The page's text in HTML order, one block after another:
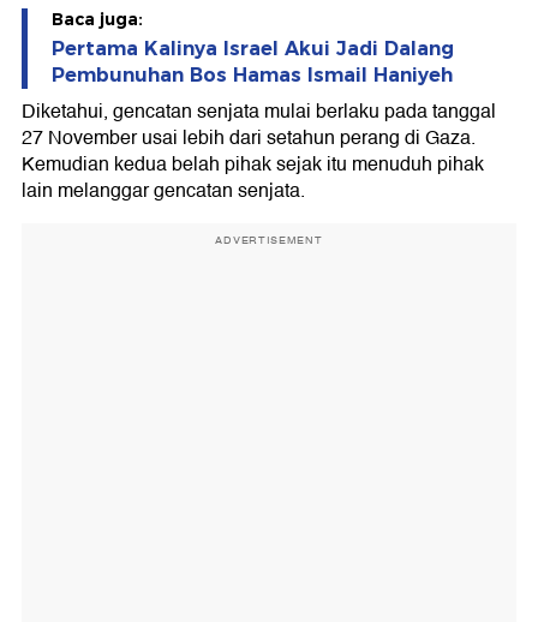
Baca juga:
Pertama Kalinya Israel Akui Jadi Dalang
Pembunuhan Bos Hamas Ismail Haniyeh
Diketahui, gencatan senjata mulai berlaku pada tanggal
27 November usai lebih dari setahun perang di Gaza.
Kemudian kedua belah pihak sejak itu menuduh pihak
lain melanggar gencatan senjata.
ADVERTISEMENT